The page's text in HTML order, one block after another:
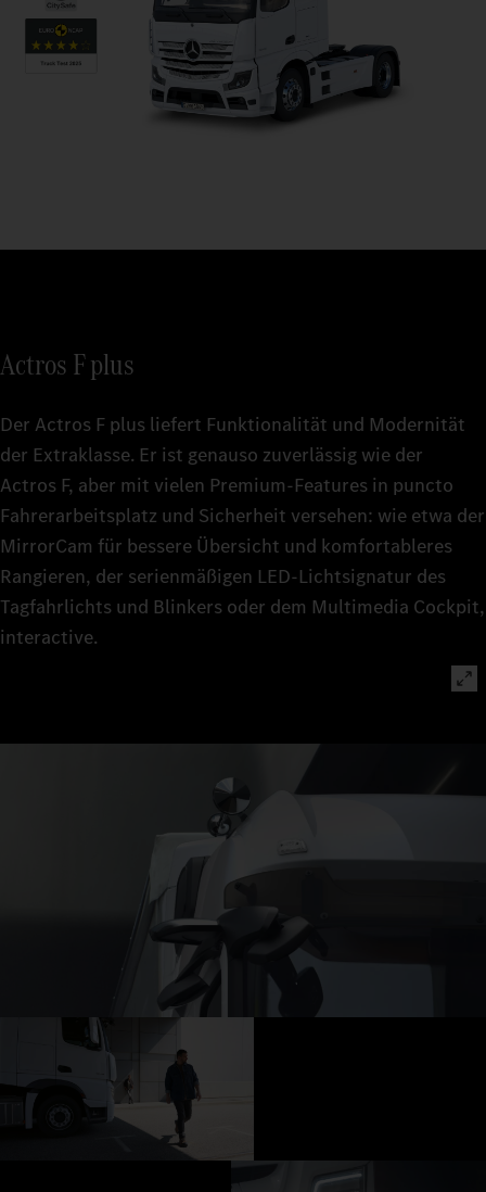
Actros F plus
Der Actros F plus liefert Funktionalität und Modernität
der Extraklasse. Er ist genauso zuverlässig wie der
Actros F, aber mit vielen Premium-Features in puncto
Fahrerarbeitsplatz und Sicherheit versehen: wie etwa der
MirrorCam für bessere Übersicht und komfortableres
Rangieren, der serienmäßigen LED‑Lichtsignatur des
Tagfahrlichts und Blinkers oder dem Multimedia Cockpit,
interactive.